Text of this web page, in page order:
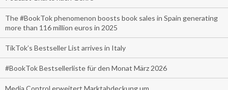
The #BookTok phenomenon boosts book sales in Spain generating
more than 116 million euros in 2025
TikTok’s Bestseller List arrives in Italy
#BookTok Bestsellerliste für den Monat März 2026
Media Control erweitert Marktabdeckung um